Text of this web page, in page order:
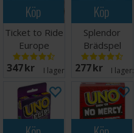
Köp
Ticket to Ride
Europe
Brädspel
347 SEK I lager: 20+
Köp
Splendor
Brädspel
277 SEK I lager: